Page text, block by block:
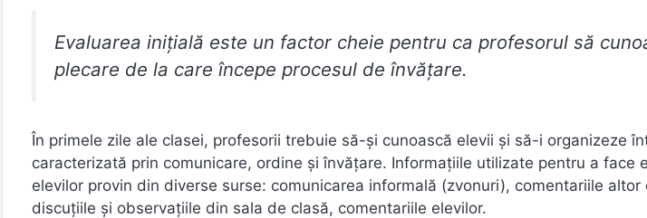
Evaluarea inițială este un factor cheie pentru ca profesorul să
plecare de la care începe procesul de învățare.
În primele zile ale clasei, profesorii trebuie să-și cunoască elevii și să-i organizeze
caracterizată prin comunicare, ordine și învățare. Informațiile utilizate pentru a face
elevilor provin din diverse surse: comunicarea informală (zvonuri), comentariile altor
discuțiile și observațiile din sala de clasă, comentariile elevilor.